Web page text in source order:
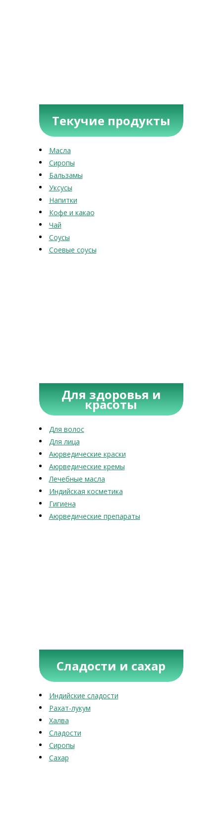
Текучие продукты
Масла
Сиропы
Бальзамы
Уксусы
Напитки
Кофе и какао
Чай
Соусы
Соевые соусы
Для здоровья и
красоты
Для волос
Для лица
Аюрведические краски
Аюрведические кремы
Лечебные масла
Индийская косметика
Гигиена
Аюрведические препараты
Сладости и сахар
Индийские сладости
Рахат-лукум
Халва
Сладости
Сиропы
Сахар